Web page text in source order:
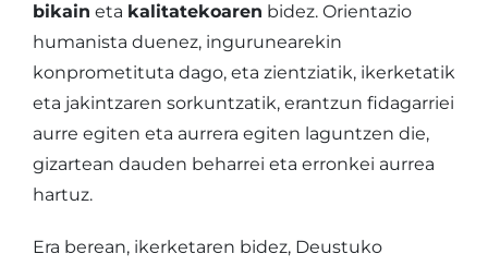
bikain eta kalitatekoaren bidez. Orientazio
humanista duenez, ingurunearekin
konprometituta dago, eta zientziatik, ikerketatik
eta jakintzaren sorkuntzatik, erantzun fidagarriei
aurre egiten eta aurrera egiten laguntzen die,
gizartean dauden beharrei eta erronkei aurrea
hartuz.
Era berean, ikerketaren bidez, Deustuko